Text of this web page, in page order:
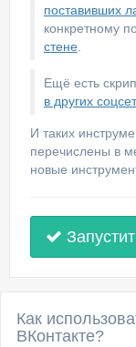
поставивших
конкретному
стене
Ещё есть
в других
И таких
перечислены в
новые
Как
ВКонтакте?